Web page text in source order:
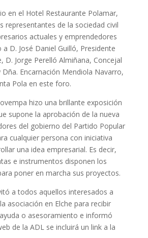
en el Hotel Restaurante Polamar,
representantes de la sociedad civil
actuales y emprendedores
D. José Daniel Guilló, Presidente
D. Jorge Perelló Almiñana, Concejal
Dña. Encarnación Mendiola Navarro,
Pola en este foro.
hizo una brillante exposición
supone la aprobación de la nueva
del gobierno del Partido Popular
cualquier persona con iniciativa
una idea empresarial. Es decir,
e instrumentos disponen los
poner en marcha sus proyectos.
a todos aquellos interesados a
asociación en Elche para recibir
o asesoramiento e informó
de la ADL se incluirá un link a la